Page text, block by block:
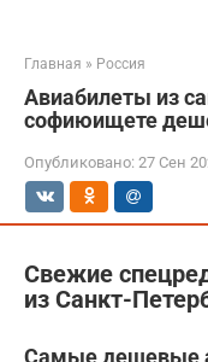
Главная » Россия
Авиабилеты из
софиюищете
Опубликовано: 27 Сен
Свежие
из Санкт-
Самые дешевые